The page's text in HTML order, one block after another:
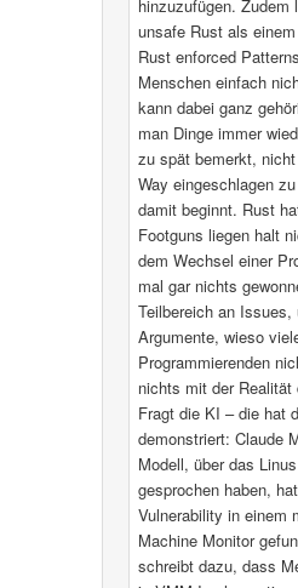
hinzuzufügen.
unsafe Rust als
Rust enforced
Menschen einfach
kann dabei ganz
man Dinge immer
zu spät bemerkt,
Way eingeschlagen
damit beginnt. Rust
Footguns liegen halt
dem Wechsel einer
mal gar nichts
Teilbereich an
Argumente, wieso
Programmierenden
nichts mit der
Fragt die KI – die hat
demonstriert: Claude
Modell, über das
gesprochen haben,
Vulnerability in einem
Machine Monitor
schreibt dazu, dass